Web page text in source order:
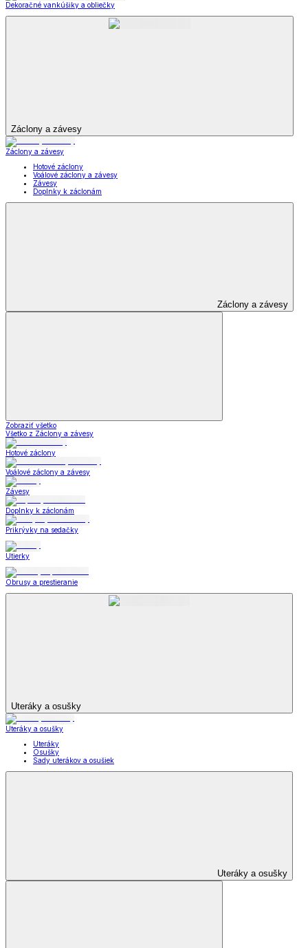
Dekoračné vankúšiky a obliečky
Záclony a závesy
Záclony a závesy
Hotové záclony
Voálové záclony a závesy
Závesy
Doplnky k záclonám
Záclony a závesy
Zobraziť všetko
Všetko z Záclony a závesy
Hotové záclony
Voálové záclony a závesy
Závesy
Doplnky k záclonám
Prikrývky na sedačky
Utierky
Obrusy a prestieranie
Uteráky a osušky
Uteráky a osušky
Uteráky
Osušky
Sady uterákov a osušiek
Uteráky a osušky